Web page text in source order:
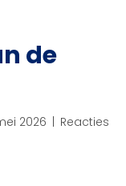
de
2026 | Reacties